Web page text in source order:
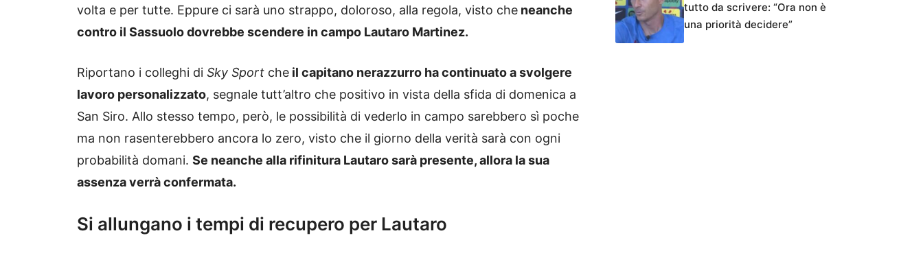
volta e per tutte. Eppure ci sarà uno strappo, doloroso, alla regola, visto che neanche
contro il Sassuolo dovrebbe scendere in campo Lautaro Martinez.
Riportano i colleghi di Sky Sport che il capitano nerazzurro ha continuato a svolgere
lavoro personalizzato, segnale tutt’altro che positivo in vista della sfida di domenica a
San Siro. Allo stesso tempo, però, le possibilità di vederlo in campo sarebbero sì poche
ma non rasenterebbero ancora lo zero, visto che il giorno della verità sarà con ogni
probabilità domani. Se neanche alla rifinitura Lautaro sarà presente, allora la sua
assenza verrà confermata.
Si allungano i tempi di recupero per Lautaro
tutto da scrivere: “Ora non è
una priorità decidere”